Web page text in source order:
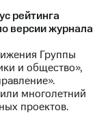
рейтинга
версии журнала
Группы
и общество»,
многолетний
проектов.